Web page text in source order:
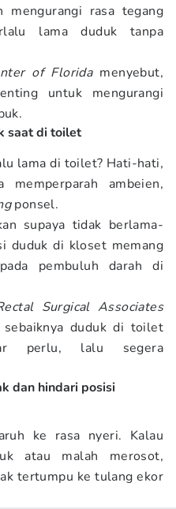
mengurangi rasa tegang
lama duduk tanpa
of Florida menyebut,
untuk mengurangi
saat di toilet
lama di toilet? Hati-hati,
ambeien,
ponsel.
supaya tidak berlama-
duduk di kloset memang
pembuluh darah di
Surgical Associates
sebaiknya duduk di toilet
perlu, lalu segera
dan hindari posisi
ke rasa nyeri. Kalau
atau malah merosot,
tertumpu ke tulang ekor